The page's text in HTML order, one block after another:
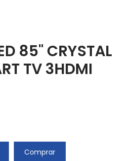
85" CRYSTAL
TV 3HDMI
Comprar